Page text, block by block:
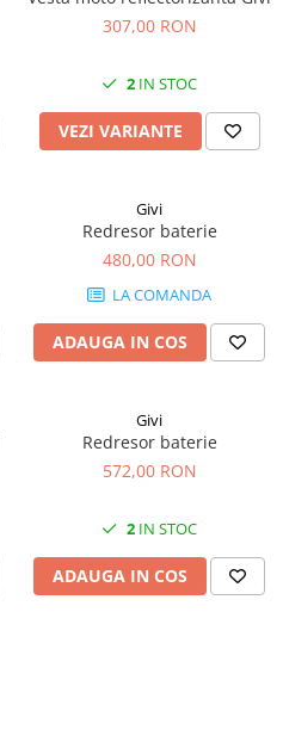
307,00 RON
2 IN STOC
VEZI VARIANTE
Givi
Redresor baterie
480,00 RON
LA COMANDA
ADAUGA IN COS
Givi
Redresor baterie
572,00 RON
2 IN STOC
ADAUGA IN COS